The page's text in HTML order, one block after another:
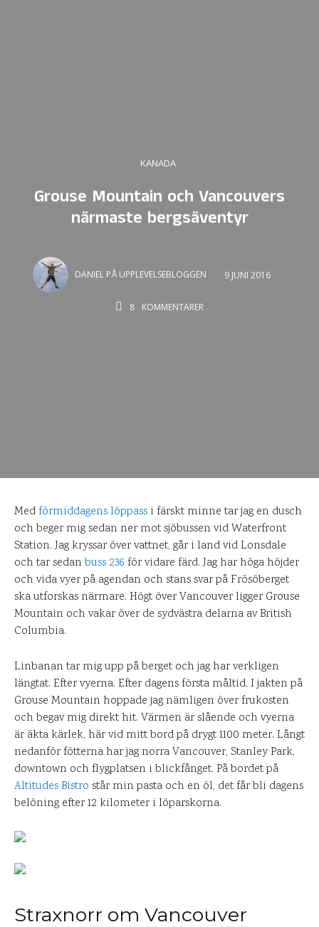
KANADA
Grouse Mountain och Vancouvers
närmaste bergsäventyr
DANIEL PÅ UPPLEVELSEBLOGGEN 9 JUNI 2016
8 KOMMENTARER
Med förmiddagens löppass i färskt minne tar jag en dusch
och beger mig sedan ner mot sjöbussen vid Waterfront
Station. Jag kryssar över vattnet, går i land vid Lonsdale
och tar sedan buss 236 för vidare färd. Jag har höga höjder
och vida vyer på agendan och stans svar på Frösöberget
ska utforskas närmare. Högt över Vancouver ligger Grouse
Mountain och vakar över de sydvästra delarna av British
Columbia.
Linbanan tar mig upp på berget och jag har verkligen
längtat. Efter vyerna. Efter dagens första måltid. I jakten på
Grouse Mountain hoppade jag nämligen över frukosten
och begav mig direkt hit. Värmen är slående och vyerna
är äkta kärlek, här vid mitt bord på drygt 1100 meter. Långt
nedanför fötterna har jag norra Vancouver, Stanley Park,
downtown och flygplatsen i blickfånget. På bordet på
Altitudes Bistro står min pasta och en öl, det får bli dagens
belöning efter 12 kilometer i löparskorna.
Straxnorr om Vancouver